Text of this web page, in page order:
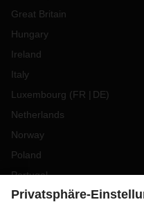
Great Britain
Hungary
Ireland
Italy
Luxembourg (FR DE)
Netherlands
Norway
Poland
Portugal
Romania